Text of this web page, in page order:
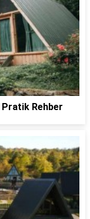
Pratik Rehber